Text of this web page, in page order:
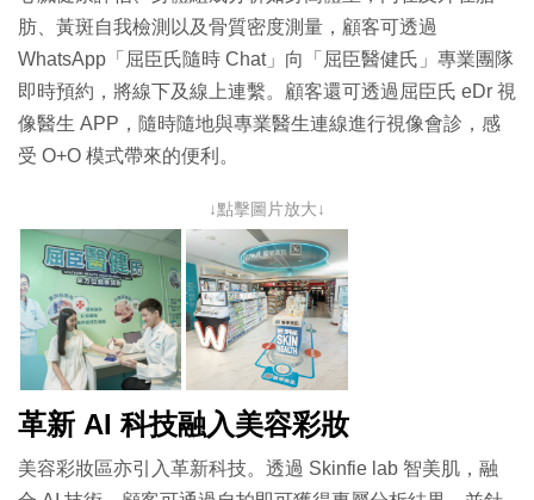
肪、黃斑自我檢測以及骨質密度測量，顧客可透過
WhatsApp「屈臣氏隨時 Chat」向「屈臣醫健氏」專業團隊
即時預約，將線下及線上連繫。顧客還可透過屈臣氏 eDr 視
像醫生 APP，隨時隨地與專業醫生連線進行視像會診，感
受 O+O 模式帶來的便利。
↓點擊圖片放大↓
革新 AI 科技融入美容彩妝
美容彩妝區亦引入革新科技。透過 Skinfie lab 智美肌，融